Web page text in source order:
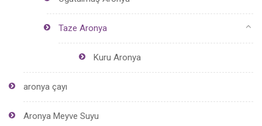
Taze Aronya
Kuru Aronya
aronya çayı
Aronya Meyve Suyu